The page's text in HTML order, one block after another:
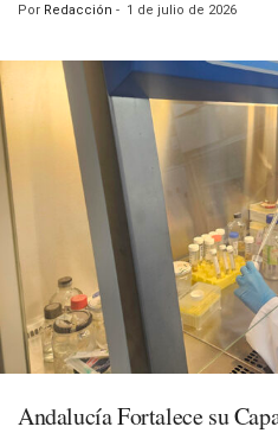
Por Redacción - 1 de julio de 2026
Andalucía Fortalece su